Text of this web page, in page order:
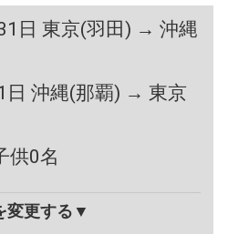
日 東京(羽田) → 沖縄
日 沖縄(那覇) → 東京
供0名
変更する▼